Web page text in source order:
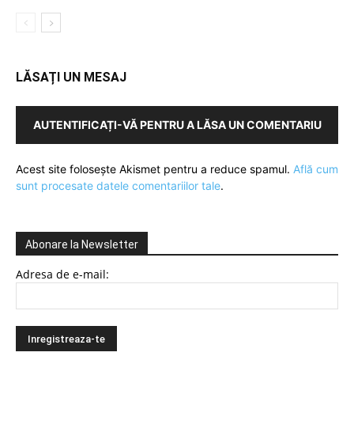
LĂSAȚI UN MESAJ
AUTENTIFICAȚI-VĂ PENTRU A LĂSA UN COMENTARIU
Acest site folosește Akismet pentru a reduce spamul. Află cum
sunt procesate datele comentariilor tale.
Abonare la Newsletter
Adresa de e-mail: